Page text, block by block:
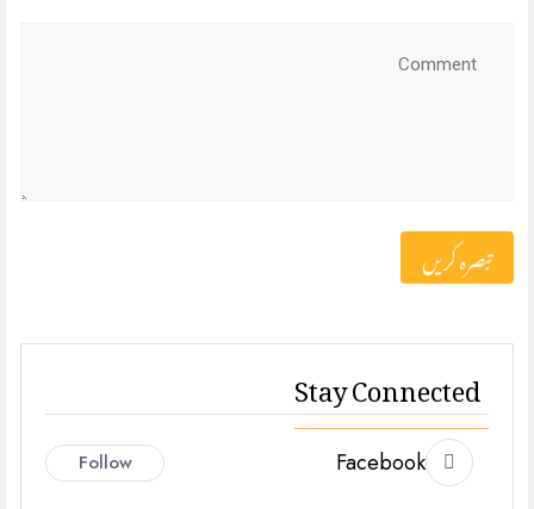
Stay Connected
Facebook
Follow